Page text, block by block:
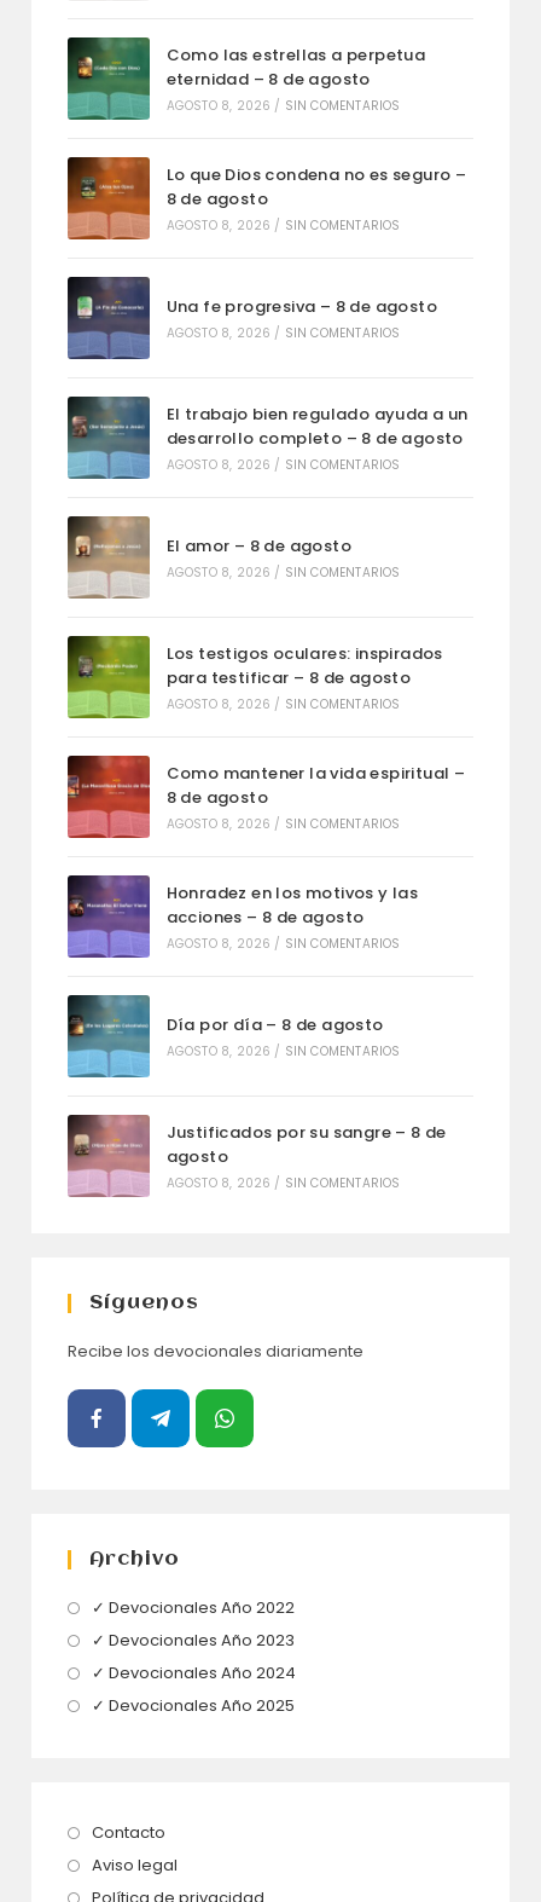
Como las estrellas a perpetua
eternidad – 8 de agosto
AGOSTO 8, 2026 / SIN COMENTARIOS
Lo que Dios condena no es seguro –
8 de agosto
AGOSTO 8, 2026 / SIN COMENTARIOS
Una fe progresiva – 8 de agosto
AGOSTO 8, 2026 / SIN COMENTARIOS
El trabajo bien regulado ayuda a un
desarrollo completo – 8 de agosto
AGOSTO 8, 2026 / SIN COMENTARIOS
El amor – 8 de agosto
AGOSTO 8, 2026 / SIN COMENTARIOS
Los testigos oculares: inspirados
para testificar – 8 de agosto
AGOSTO 8, 2026 / SIN COMENTARIOS
Como mantener la vida espiritual –
8 de agosto
AGOSTO 8, 2026 / SIN COMENTARIOS
Honradez en los motivos y las
acciones – 8 de agosto
AGOSTO 8, 2026 / SIN COMENTARIOS
Día por día – 8 de agosto
AGOSTO 8, 2026 / SIN COMENTARIOS
Justificados por su sangre – 8 de
agosto
AGOSTO 8, 2026 / SIN COMENTARIOS
Síguenos
Recibe los devocionales diariamente
Archivo
✓ Devocionales Año 2022Se
✓ Devocionales Año 2023
abre
✓ Devocionales Año 2024
✓ Devocionales Año 2025
Contacto
abre
en
Aviso legal
abre